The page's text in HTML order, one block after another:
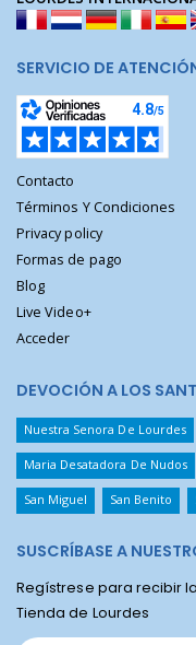
SERVICIO DE
Contacto
Términos Y Condiciones
Privacy policy
Formas de pago
Blog
Live Video+
Acceder
DEVOCIÓN A LOS
Nuestra Senora De Lourdes
Maria Desatadora De Nudos
San Miguel San Benito
SUSCRÍBASE A
Regístrese para recibir
Tienda de Lourdes